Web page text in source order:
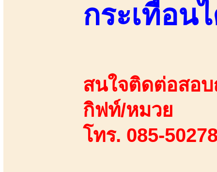
กระเทือน
สนใจติดต่อสอบ
กิฟท์/หมวย
โทร. 085-